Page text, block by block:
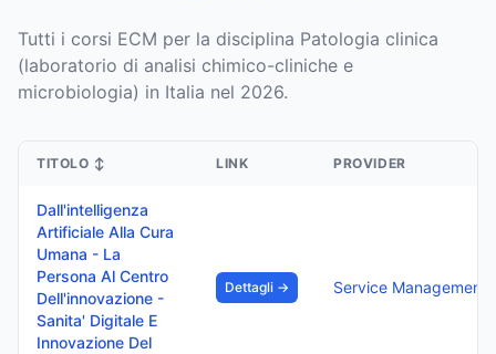
Tutti i corsi ECM per la disciplina Patologia clinica
(laboratorio di analisi chimico-cliniche e
microbiologia) in Italia nel 2026.
TITOLO ↕ LINK PROVIDER
Dall'intelligenza
Artificiale Alla Cura
Umana - La
Persona Al Centro
Dell'innovazione -
Sanita' Digitale E
Innovazione Del
Dettagli → Service Management